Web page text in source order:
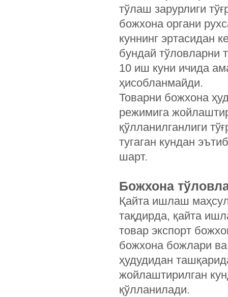
тўлаш зарурлиги
божхона органи
куннинг эртасидан
бундай тўловларни
10 иш куни ичида
ҳисобланмайди.
Товарни божхона
режимига
қўлланилганлиги
тугаган кундан
шарт.
Божхона
Қайта ишлаш
тақдирда, қайта
товар экспорт
божхона божлари
ҳудудидан
жойлаштирилган
қўлланилади.